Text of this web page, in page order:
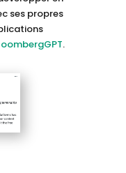
ses propres
.